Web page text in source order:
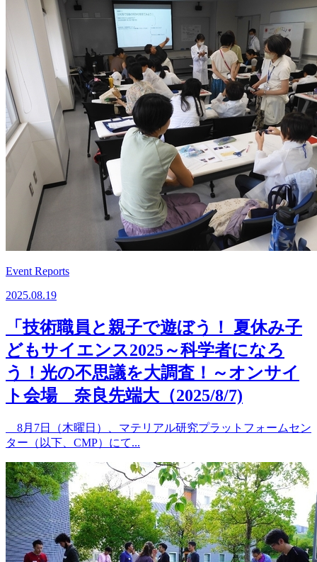
Event Reports
2025.08.19
「技術職員と親子で遊ぼう！ 夏休み子
どもサイエンス2025～科学者になろ
う！光の不思議を大調査！～オンサイ
ト会場 奈良先端大（2025/8/7)
8月7日（木曜日）、マテリアル研究プラットフォームセン
ター（以下、CMP）にて...